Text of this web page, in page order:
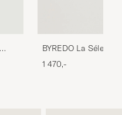
BYREDO La
3x12ml
1 470,-